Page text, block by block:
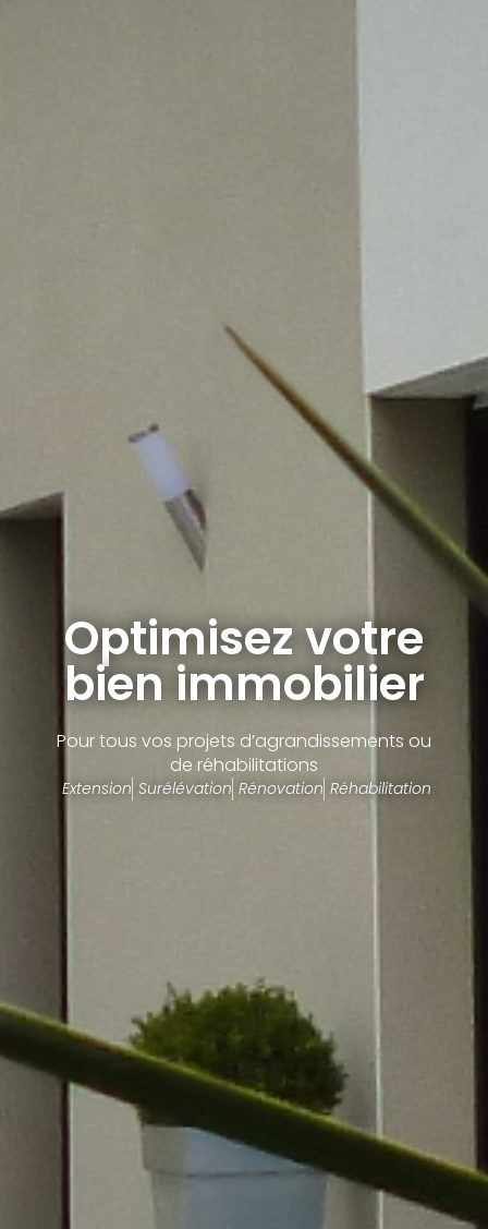
Optimisez votre
bien immobilier
Pour tous vos projets d’agrandissements ou
de réhabilitations
Extension Surélévation Rénovation Réhabilitation